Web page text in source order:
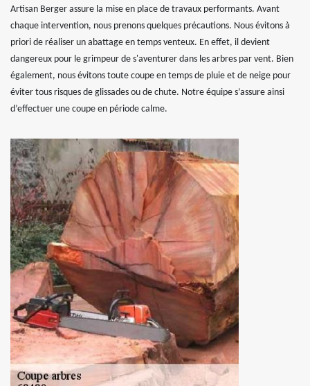
Artisan Berger assure la mise en place de travaux performants. Avant
chaque intervention, nous prenons quelques précautions. Nous évitons à
priori de réaliser un abattage en temps venteux. En effet, il devient
dangereux pour le grimpeur de s'aventurer dans les arbres par vent. Bien
également, nous évitons toute coupe en temps de pluie et de neige pour
éviter tous risques de glissades ou de chute. Notre équipe s’assure ainsi
d’effectuer une coupe en période calme.